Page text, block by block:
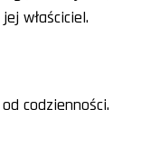
właściciel.
codzienności.